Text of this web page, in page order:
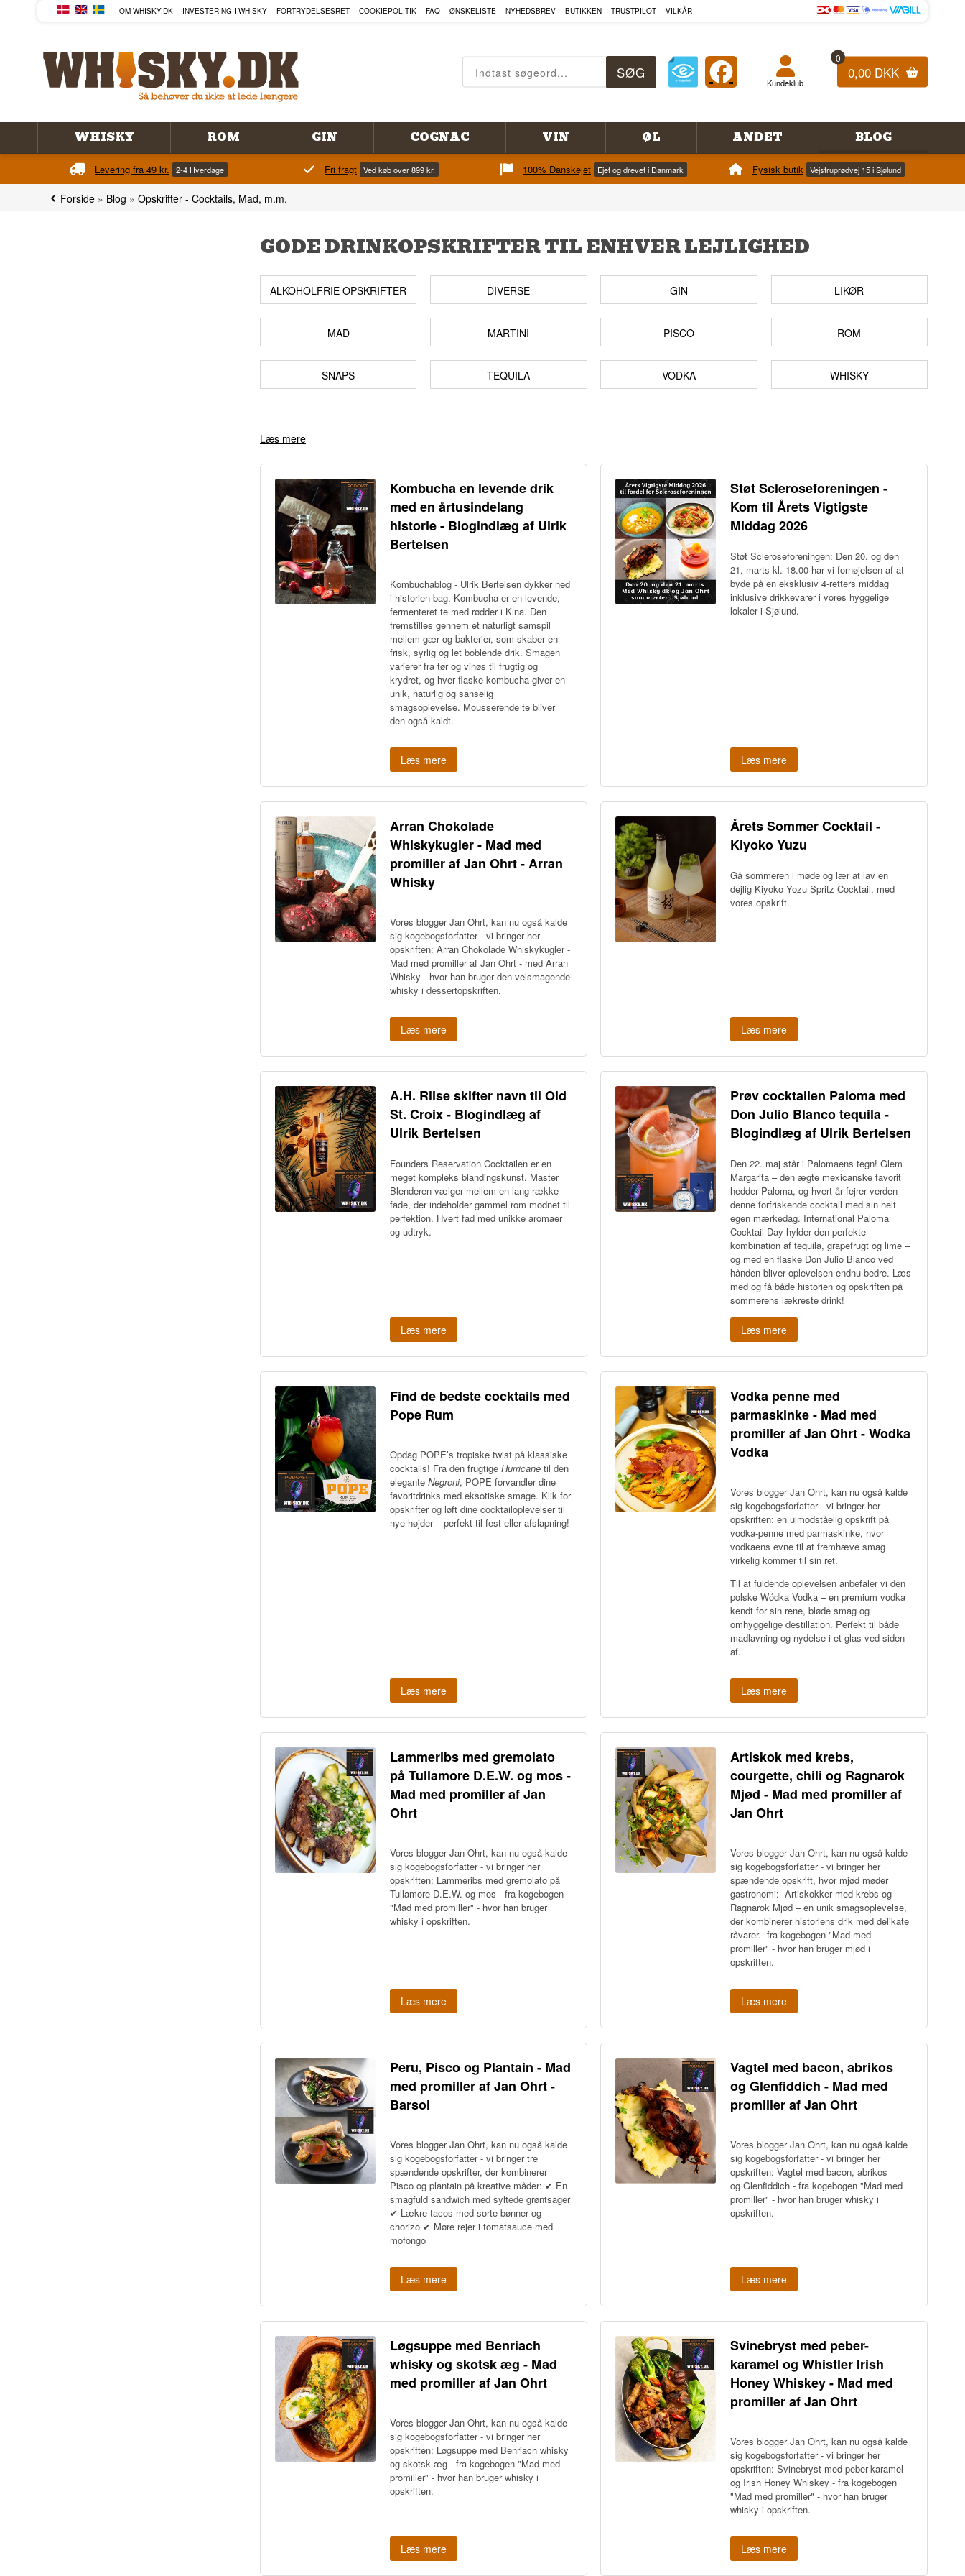
OM WHISKY.DK INVESTERING I WHISKY FORTRYDELSESRET COOKIEPOLITIK FAQ ØNSKELISTE NYHEDSBREV BUTIKKEN TRUSTPILOT VILKÅR
0
0,00 DKK
Kundeklub
WHISKY ROM GIN COGNAC VIN ØL ANDET BLOG
Levering fra 49 kr. 2-4 Hverdage Fri fragt Ved køb over 899 kr. 100% Danskejet Ejet og drevet i Danmark Fysisk butik Vejstruprødvej 15 i Sjølund
Forside » Blog » Opskrifter - Cocktails, Mad, m.m.
GODE DRINKOPSKRIFTER TIL ENHVER LEJLIGHED
ALKOHOLFRIE OPSKRIFTER DIVERSE GIN LIKØR
MAD MARTINI PISCO ROM
SNAPS TEQUILA VODKA WHISKY
Læs mere
Kombucha en levende drik
med en årtusindelang
historie - Blogindlæg af Ulrik
Bertelsen
Kombuchablog - Ulrik Bertelsen dykker ned
i historien bag. Kombucha er en levende,
fermenteret te med rødder i Kina. Den
fremstilles gennem et naturligt samspil
mellem gær og bakterier, som skaber en
frisk, syrlig og let boblende drik. Smagen
varierer fra tør og vinøs til frugtig og
krydret, og hver flaske kombucha giver en
unik, naturlig og sanselig
smagsoplevelse. Mousserende te bliver
den også kaldt.
Læs mere
Støt Scleroseforeningen -
Kom til Årets Vigtigste
Middag 2026
Støt Scleroseforeningen: Den 20. og den
21. marts kl. 18.00 har vi fornøjelsen af at
byde på en eksklusiv 4-retters middag
inklusive drikkevarer i vores hyggelige
lokaler i Sjølund.
Læs mere
Arran Chokolade
Whiskykugler - Mad med
promiller af Jan Ohrt - Arran
Whisky
Vores blogger Jan Ohrt, kan nu også kalde
sig kogebogsforfatter - vi bringer her
opskriften: Arran Chokolade Whiskykugler -
Mad med promiller af Jan Ohrt - med Arran
Whisky - hvor han bruger den velsmagende
whisky i dessertopskriften.
Læs mere
Årets Sommer Cocktail -
Kiyoko Yuzu
Gå sommeren i møde og lær at lav en
dejlig Kiyoko Yozu Spritz Cocktail, med
vores opskrift.
Læs mere
A.H. Riise skifter navn til Old
St. Croix - Blogindlæg af
Ulrik Bertelsen
Founders Reservation Cocktailen er en
meget kompleks blandingskunst. Master
Blenderen vælger mellem en lang række
fade, der indeholder gammel rom modnet til
perfektion. Hvert fad med unikke aromaer
og udtryk.
Læs mere
Prøv cocktailen Paloma med
Don Julio Blanco tequila -
Blogindlæg af Ulrik Bertelsen
Den 22. maj står i Palomaens tegn! Glem
Margarita – den ægte mexicanske favorit
hedder Paloma, og hvert år fejrer verden
denne forfriskende cocktail med sin helt
egen mærkedag. International Paloma
Cocktail Day hylder den perfekte
kombination af tequila, grapefrugt og lime –
og med en flaske Don Julio Blanco ved
hånden bliver oplevelsen endnu bedre. Læs
med og få både historien og opskriften på
sommerens lækreste drink!
Læs mere
Find de bedste cocktails med
Pope Rum
Opdag POPE’s tropiske twist på klassiske
cocktails! Fra den frugtigeHurricane til den
eleganteNegroni, POPE forvandler dine
favoritdrinks med eksotiske smage. Klik for
opskrifter og løft dine cocktailoplevelser til
nye højder – perfekt til fest eller afslapning!
Læs mere
Vodka penne med
parmaskinke - Mad med
promiller af Jan Ohrt - Wodka
Vodka
Vores blogger Jan Ohrt, kan nu også kalde
sig kogebogsforfatter - vi bringer her
opskriften: en uimodståelig opskrift på
vodka-penne med parmaskinke, hvor
vodkaens evne til at fremhæve smag
virkelig kommer til sin ret.
Til at fuldende oplevelsen anbefaler vi den
polske Wódka Vodka – en premium vodka
kendt for sin rene, bløde smag og
omhyggelige destillation. Perfekt til både
madlavning og nydelse i et glas ved siden
af.
Læs mere
Lammeribs med gremolato
på Tullamore D.E.W. og mos -
Mad med promiller af Jan
Ohrt
Vores blogger Jan Ohrt, kan nu også kalde
sig kogebogsforfatter - vi bringer her
opskriften: Lammeribs med gremolato på
Tullamore D.E.W. og mos - fra kogebogen
"Mad med promiller" - hvor han bruger
whisky i opskriften.
Læs mere
Artiskok med krebs,
courgette, chili og Ragnarok
Mjød - Mad med promiller af
Jan Ohrt
Vores blogger Jan Ohrt, kan nu også kalde
sig kogebogsforfatter - vi bringer her
spændende opskrift, hvor mjød møder
gastronomi: Artiskokker med krebs og
Ragnarok Mjød – en unik smagsoplevelse,
der kombinerer historiens drik med delikate
råvarer.- fra kogebogen "Mad med
promiller" - hvor han bruger mjød i
opskriften.
Læs mere
Peru, Pisco og Plantain - Mad
med promiller af Jan Ohrt -
Barsol
Vores blogger Jan Ohrt, kan nu også kalde
sig kogebogsforfatter - vi bringer tre
spændende opskrifter, der kombinerer
Pisco og plantain på kreative måder: ✔ En
smagfuld sandwich med syltede grøntsager
✔ Lækre tacos med sorte bønner og
chorizo ✔ Møre rejer i tomatsauce med
mofongo
Læs mere
Vagtel med bacon, abrikos
og Glenfiddich - Mad med
promiller af Jan Ohrt
Vores blogger Jan Ohrt, kan nu også kalde
sig kogebogsforfatter - vi bringer her
opskriften: Vagtel med bacon, abrikos
og Glenfiddich - fra kogebogen "Mad med
promiller" - hvor han bruger whisky i
opskriften.
Læs mere
Løgsuppe med Benriach
whisky og skotsk æg - Mad
med promiller af Jan Ohrt
Vores blogger Jan Ohrt, kan nu også kalde
sig kogebogsforfatter - vi bringer her
opskriften: Løgsuppe med Benriach whisky
og skotsk æg - fra kogebogen "Mad med
promiller" - hvor han bruger whisky i
opskriften.
Læs mere
Svinebryst med peber-
karamel og Whistler Irish
Honey Whiskey - Mad med
promiller af Jan Ohrt
Vores blogger Jan Ohrt, kan nu også kalde
sig kogebogsforfatter - vi bringer her
opskriften: Svinebryst med peber-karamel
og Irish Honey Whiskey - fra kogebogen
"Mad med promiller" - hvor han bruger
whisky i opskriften.
Læs mere